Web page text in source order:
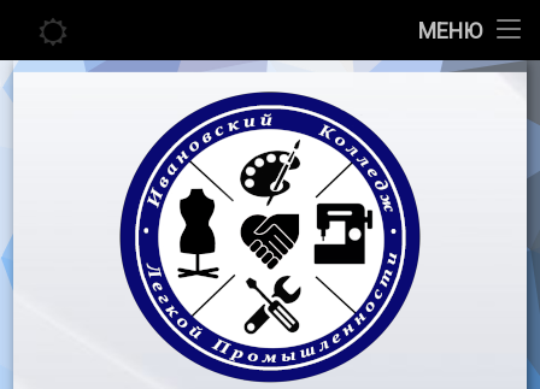
МЕНЮ
Главная
Педагогу
Воспитательная работа
Перейти